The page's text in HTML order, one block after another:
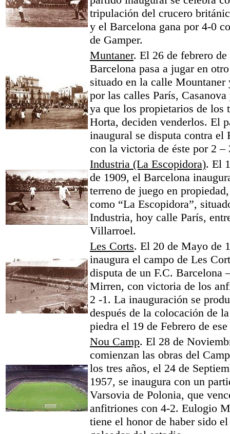
tripulación del crucero
y el Barcelona gana por 4-0
de Gamper.
Muntaner. El 26 de febrero
Barcelona pasa a jugar en
situado en la calle
por las calles París,
ya que los propietarios de los
Horta, deciden venderlos. El
inaugural se disputa contra el
con la victoria de éste por 2 –
Industria (La Escopidora). El
de 1909, el Barcelona
terreno de juego en
como “La Escopidora”,
Industria, hoy calle París,
Villarroel.
Les Corts. El 20 de Mayo de
inaugura el campo de Les
disputa de un F.C. Barcelona
Mirren, con victoria de los
2 -1. La inauguración se
después de la colocación de
piedra el 19 de Febrero de
Nou Camp. El 28 de
comienzan las obras del
los tres años, el 24 de
1957, se inaugura con un
Varsovia de Polonia, que
anfitriones con 4-2. Eulogio
tiene el honor de haber sido